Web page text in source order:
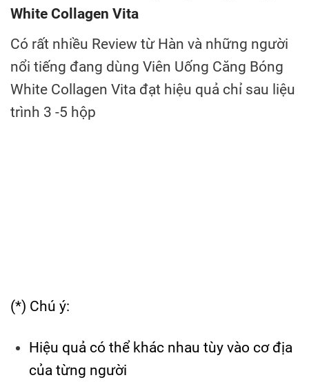
White Collagen Vita
Có rất nhiều Review từ Hàn và những người
nổi tiếng đang dùng Viên Uống Căng Bóng
White Collagen Vita đạt hiệu quả chỉ sau liệu
trình 3 -5 hộp
(*) Chú ý:
Hiệu quả có thể khác nhau tùy vào cơ địa
của từng người